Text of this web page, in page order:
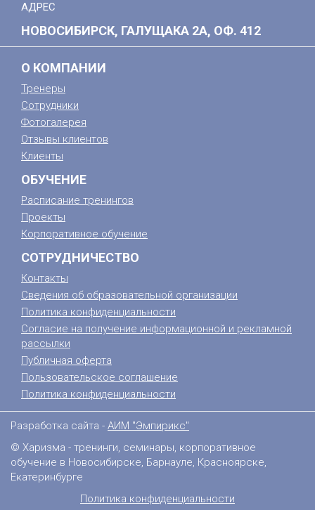
АДРЕС
НОВОСИБИРСК, ГАЛУЩАКА 2А, ОФ. 412
О КОМПАНИИ
Тренеры
Сотрудники
Фотогалерея
Отзывы клиентов
Клиенты
ОБУЧЕНИЕ
Расписание тренингов
Проекты
Корпоративное обучение
СОТРУДНИЧЕСТВО
Контакты
Сведения об образовательной организации
Политика конфиденциальности
Согласие на получение информационной и рекламной
рассылки
Публичная оферта
Пользовательское соглашение
Политика конфиденциальности
Разработка сайта - АИМ "Эмпирикс"
© Харизма - тренинги, семинары, корпоративное
обучение в Новосибирске, Барнауле, Красноярске,
Екатеринбурге
Политика конфиденциальности